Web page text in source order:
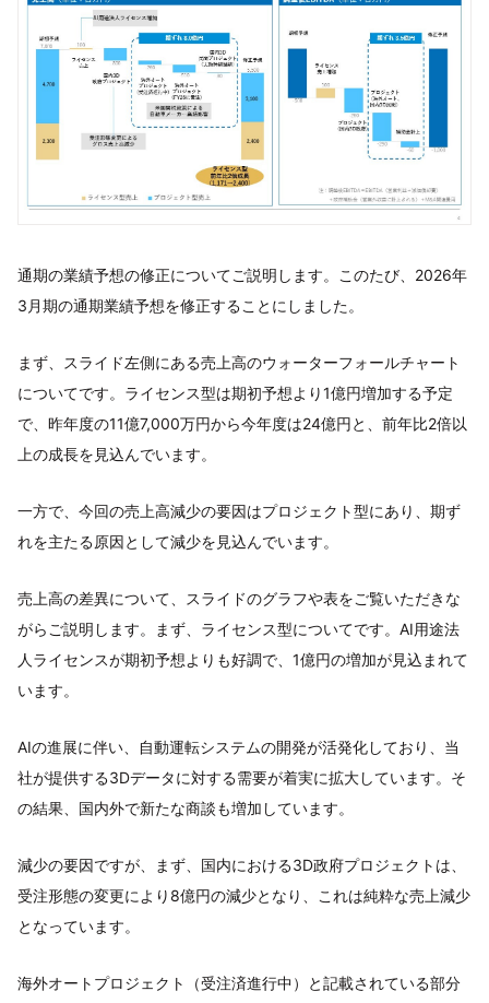
通期の業績予想の修正についてご説明します。このたび、2026年
3月期の通期業績予想を修正することにしました。
まず、スライド左側にある売上高のウォーターフォールチャート
についてです。ライセンス型は期初予想より1億円増加する予定
で、昨年度の11億7,000万円から今年度は24億円と、前年比2倍以
上の成長を見込んでいます。
一方で、今回の売上高減少の要因はプロジェクト型にあり、期ず
れを主たる原因として減少を見込んでいます。
売上高の差異について、スライドのグラフや表をご覧いただきな
がらご説明します。まず、ライセンス型についてです。AI用途法
人ライセンスが期初予想よりも好調で、1億円の増加が見込まれて
います。
AIの進展に伴い、自動運転システムの開発が活発化しており、当
社が提供する3Dデータに対する需要が着実に拡大しています。そ
の結果、国内外で新たな商談も増加しています。
減少の要因ですが、まず、国内における3D政府プロジェクトは、
受注形態の変更により8億円の減少となり、これは純粋な売上減少
となっています。
海外オートプロジェクト（受注済進行中）と記載されている部分